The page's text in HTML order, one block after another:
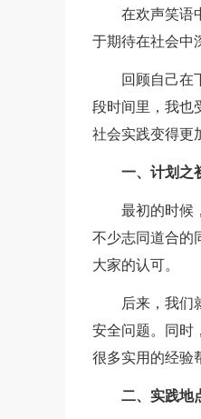
在欢声笑语
于期待在社会中
回顾自己在
段时间里，我也
社会实践变得更
一、计划之
最初的时候
不少志同道合的
大家的认可。
后来，我们
安全问题。同时
很多实用的经验
二、实践地